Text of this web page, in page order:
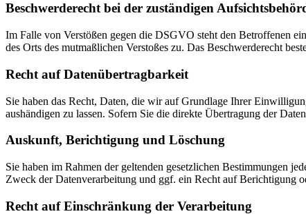
Beschwerde­recht bei der zuständigen
Im Falle von Verstößen gegen die DSGVO steht den Betroffenen
des Orts des mutmaßlichen Verstoßes zu. Das Beschwerderecht
Recht auf Daten­übertrag­barkeit
Sie haben das Recht, Daten, die wir auf Grundlage Ihrer
aushändigen zu lassen. Sofern Sie die direkte Übertragung der
Auskunft, Berichtigung und Löschung
Sie haben im Rahmen der geltenden gesetzlichen Bestimmungen
Zweck der Datenverarbeitung und ggf. ein Recht auf Berichtigung
Recht auf Einschränkung der Verarbeitung